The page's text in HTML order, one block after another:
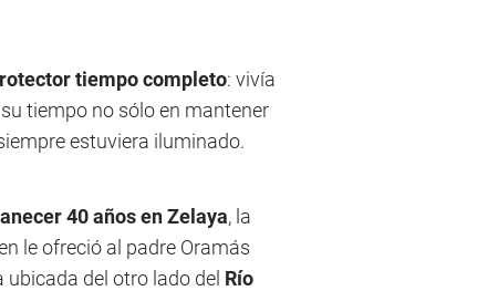
tiempo completo: vivía
tiempo no sólo en mantener
estuviera iluminado.
40 años en Zelaya, la
le ofreció al padre Oramás
ubicada del otro lado del Río